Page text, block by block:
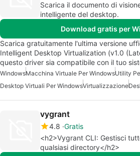
Scarica il documento di
intelligente del desktop.
Download gratis per
Scarica gratuitamente l'ultima versione
Intelligent Desktop Virtualization (v1.0
questo driver sia compatibile con il tuo
WindowsMacchina Virtuale Per WindowsUtility
Desktop Virtuali Per WindowsVirtualizzazione
vygrant
4.8 Gratis
<h2>Vygrant CLI: Gestisci
qualsiasi directory</h2>